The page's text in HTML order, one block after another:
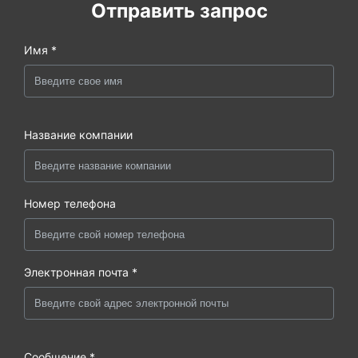
Отправить запрос
Имя *
Название компании
Номер телефона
Электронная почта *